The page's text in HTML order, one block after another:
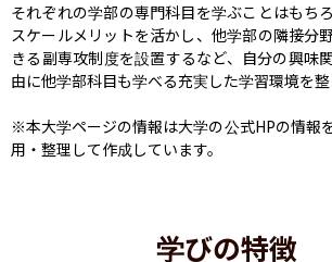
それぞれの学部の専門科目を学ぶことはもち
スケールメリットを活かし、他学部の隣接分
きる副専攻制度を設置するなど、自分の興味
由に他学部科目も学べる充実した学習環境を整
※本大学ページの情報は大学の公式HPの情報
用・整理して作成しています。
学びの特徴